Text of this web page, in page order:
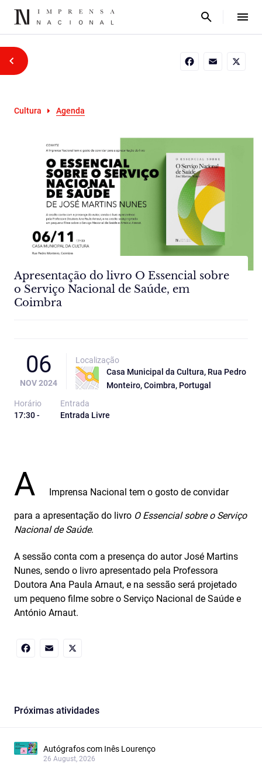
Cultura Agenda
Apresentação do livro O Essencial sobre
o Serviço Nacional de Saúde, em
Coimbra
06
NOV 2024
Localização
Casa Municipal da Cultura, Rua Pedro
Monteiro, Coimbra, Portugal
Horário
17:30 -
Entrada
Entrada Livre
A Imprensa Nacional tem o gosto de convidar
para a apresentação do livro O Essencial sobre o Serviço
Nacional de Saúde.
A sessão conta com a presença do autor José Martins
Nunes, sendo o livro apresentado pela Professora
Doutora Ana Paula Arnaut, e na sessão será projetado
um pequeno filme sobre o Serviço Nacional de Saúde e
António Arnaut.
Próximas atividades
Autógrafos com Inês Lourenço
26 August, 2026